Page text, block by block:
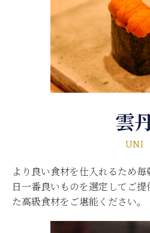
雲
UNI
より良い食材を仕入れるため
日一番良いものを選定してご
た高級食材をご堪能ください。